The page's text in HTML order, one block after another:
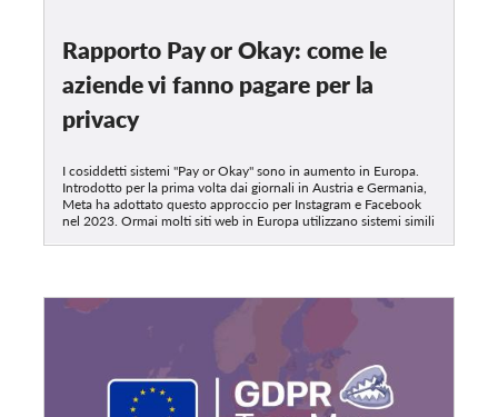
Rapporto Pay or Okay: come le
aziende vi fanno pagare per la
privacy
I cosiddetti sistemi "Pay or Okay" sono in aumento in Europa.
Introdotto per la prima volta dai giornali in Austria e Germania,
Meta ha adottato questo approccio per Instagram e Facebook
nel 2023. Ormai molti siti web in Europa utilizzano sistemi simili